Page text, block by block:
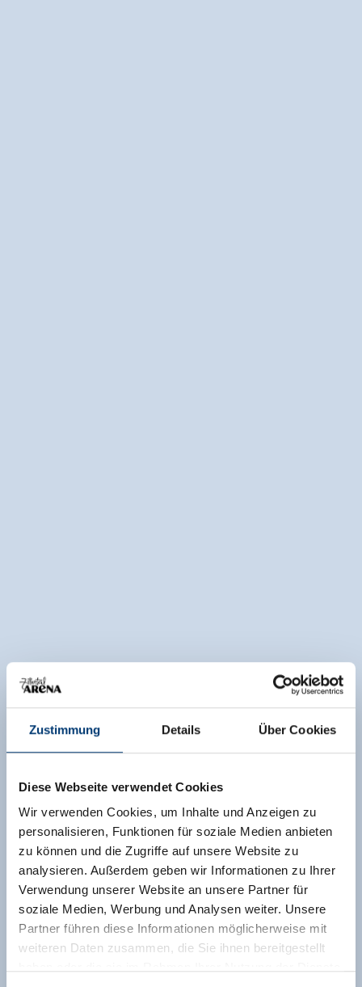
Zustimmung Details Über Cookies
Diese Webseite verwendet Cookies
Wir verwenden Cookies, um Inhalte und Anzeigen zu
personalisieren, Funktionen für soziale Medien anbieten
zu können und die Zugriffe auf unsere Website zu
analysieren. Außerdem geben wir Informationen zu Ihrer
Verwendung unserer Website an unsere Partner für
soziale Medien, Werbung und Analysen weiter. Unsere
Partner führen diese Informationen möglicherweise mit
weiteren Daten zusammen, die Sie ihnen bereitgestellt